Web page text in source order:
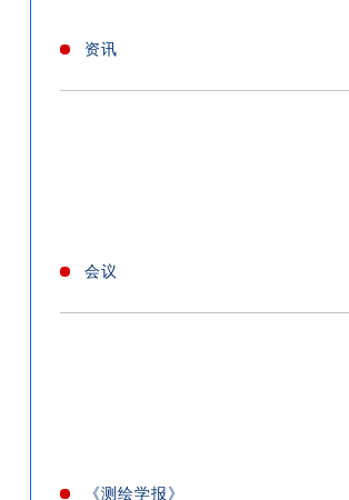
资讯
会议
《测绘学报》